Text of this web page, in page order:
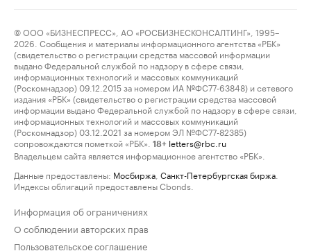
© ООО «БИЗНЕСПРЕСС», АО «РОСБИЗНЕСКОНСАЛТИНГ», 1995–
2026. Сообщения и материалы информационного агентства «РБК»
(свидетельство о регистрации средства массовой информации
выдано Федеральной службой по надзору в сфере связи,
информационных технологий и массовых коммуникаций
(Роскомнадзор) 09.12.2015 за номером ИА №ФС77-63848) и сетевого
издания «РБК» (свидетельство о регистрации средства массовой
информации выдано Федеральной службой по надзору в сфере связи,
информационных технологий и массовых коммуникаций
(Роскомнадзор) 03.12.2021 за номером ЭЛ №ФС77-82385)
сопровождаются пометкой «РБК».
18+ letters@rbc.ru
Владельцем сайта является информационное агентство «РБК».
Данные предоставлены: Мосбиржа Санкт-Петербургская биржа
Индексы облигаций предоставлены Cbonds.
Информация об ограничениях
О соблюдении авторских прав
Пользовательское соглашение